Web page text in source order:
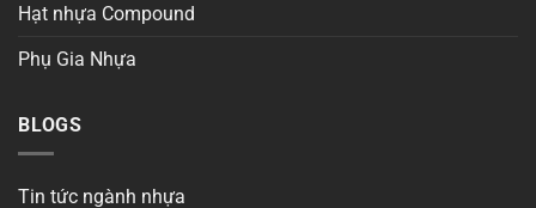
Hạt nhựa Compound
Phụ Gia Nhựa
BLOGS
Tin tức ngành nhựa